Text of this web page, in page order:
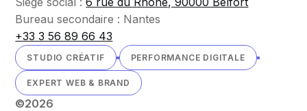
Bureau secondaire : Nantes
+33 3 56 89 66 43
STUDIO CRÉATIF PERFORMANCE DIGITALE
EXPERT WEB & BRAND
©2026